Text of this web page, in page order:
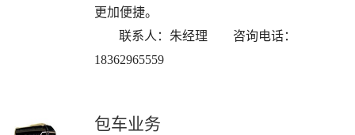
更加便捷。
联系人：朱经理 咨询电话：
18362965559
包车业务